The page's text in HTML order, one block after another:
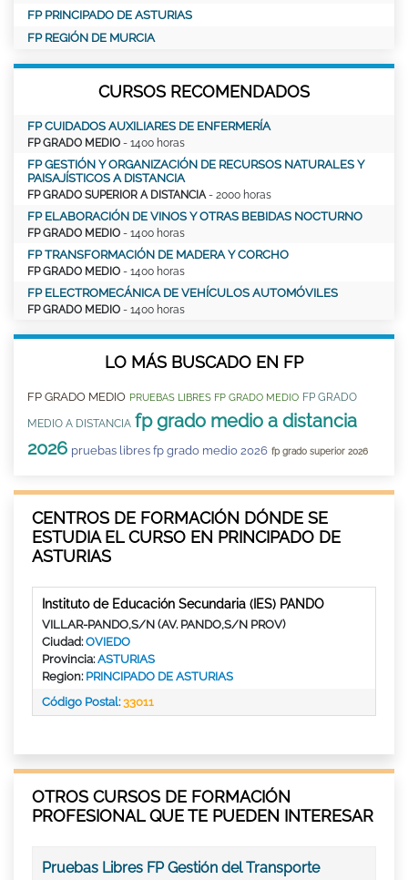
FP PRINCIPADO DE ASTURIAS
FP REGIÓN DE MURCIA
CURSOS RECOMENDADOS
FP CUIDADOS AUXILIARES DE ENFERMERÍA
FP GRADO MEDIO - 1400 horas
FP GESTIÓN Y ORGANIZACIÓN DE RECURSOS NATURALES Y
PAISAJÍSTICOS A DISTANCIA
FP GRADO SUPERIOR A DISTANCIA - 2000 horas
FP ELABORACIÓN DE VINOS Y OTRAS BEBIDAS NOCTURNO
FP GRADO MEDIO - 1400 horas
FP TRANSFORMACIÓN DE MADERA Y CORCHO
FP GRADO MEDIO - 1400 horas
FP ELECTROMECÁNICA DE VEHÍCULOS AUTOMÓVILES
FP GRADO MEDIO - 1400 horas
LO MÁS BUSCADO EN FP
FP GRADO MEDIO PRUEBAS LIBRES FP GRADO MEDIO FP GRADO
MEDIO A DISTANCIA fp grado medio a distancia
2026 pruebas libres fp grado medio 2026 fp grado superior 2026
CENTROS DE FORMACIÓN DÓNDE SE
ESTUDIA EL CURSO EN PRINCIPADO DE
ASTURIAS
Instituto de Educación Secundaria (IES) PANDO
VILLAR-PANDO,S/N (AV. PANDO,S/N PROV)
Ciudad:OVIEDO
Provincia:ASTURIAS
Region: PRINCIPADO DE ASTURIAS
Código Postal:33011
OTROS CURSOS DE FORMACIÓN
PROFESIONAL QUE TE PUEDEN INTERESAR
Pruebas Libres FP Gestión del Transporte